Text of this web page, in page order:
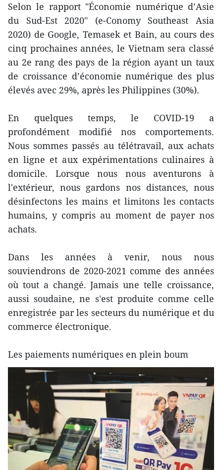
Selon le rapport "Économie numérique d’Asie
du Sud-Est 2020" (e-Conomy Southeast Asia
2020) de Google, Temasek et Bain, au cours des
cinq prochaines années, le Vietnam sera classé
au 2e rang des pays de la région ayant un taux
de croissance d’économie numérique des plus
élevés avec 29%, après les Philippines (30%).
En quelques temps, le COVID-19 a
profondément modifié nos comportements.
Nous sommes passés au télétravail, aux achats
en ligne et aux expérimentations culinaires à
domicile. Lorsque nous nous aventurons à
l'extérieur, nous gardons nos distances, nous
désinfectons les mains et limitons les contacts
humains, y compris au moment de payer nos
achats.
Dans les années à venir, nous nous
souviendrons de 2020-2021 comme des années
où tout a changé. Jamais une telle croissance,
aussi soudaine, ne s'est produite comme celle
enregistrée par les secteurs du numérique et du
commerce électronique.
Les paiements numériques en plein boum